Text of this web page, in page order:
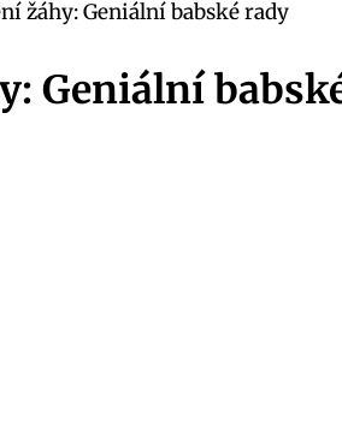
žáhy: Geniální babské rady
Geniální